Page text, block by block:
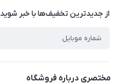
درباره ما
راهنما
از جدید‌ترین تخفیف‌ها با‌ خبر شوید
مختصری درباره فروشگاه